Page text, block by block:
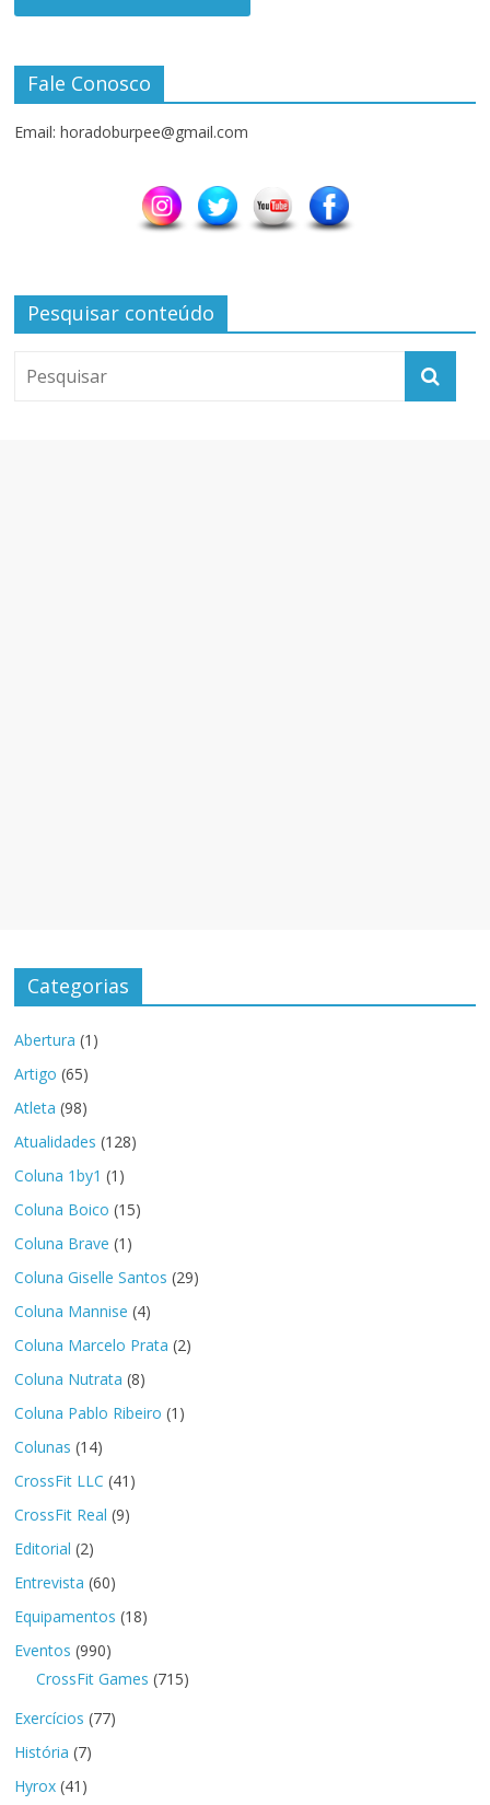
Fale Conosco
Email: horadoburpee@gmail.com
Pesquisar conteúdo
Categorias
Abertura (1)
Artigo (65)
Atleta (98)
Atualidades (128)
Coluna 1by1 (1)
Coluna Boico (15)
Coluna Brave (1)
Coluna Giselle Santos (29)
Coluna Mannise (4)
Coluna Marcelo Prata (2)
Coluna Nutrata (8)
Coluna Pablo Ribeiro (1)
Colunas (14)
CrossFit LLC (41)
CrossFit Real (9)
Editorial (2)
Entrevista (60)
Equipamentos (18)
Eventos (990)
CrossFit Games (715)
Exercícios (77)
História (7)
Hyrox (41)